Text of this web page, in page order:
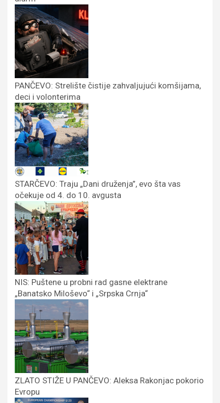
PANČEVO: Strelište čistije zahvaljujući komšijama,
deci i volonterima
STARČEVO: Traju „Dani druženja”, evo šta vas
očekuje od 4. do 10. avgusta
NIS: Puštene u probni rad gasne elektrane
„Banatsko Miloševo“ i „Srpska Crnja“
ZLATO STIŽE U PANČEVO: Aleksa Rakonjac pokorio
Evropu